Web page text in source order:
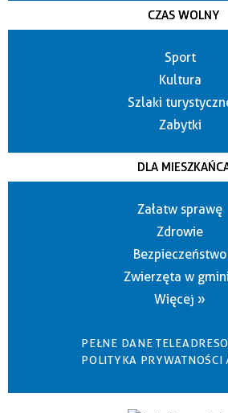
CZAS WOLNY
Sport
Kultura
Szlaki
Zabytki
DLA
Załatw sprawę
Zdrowie
Bezpieczeństwo
Zwierzęta w
Więcej »
PEŁNE DANE
POLITYKA PRYWATNOŚCI